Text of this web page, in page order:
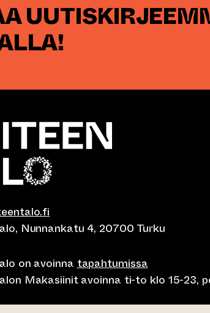
Nunnankatu 4, 20700 Turku
on avoinnatapahtumissa
Makasiinit avoinna ti-to klo 15-23,